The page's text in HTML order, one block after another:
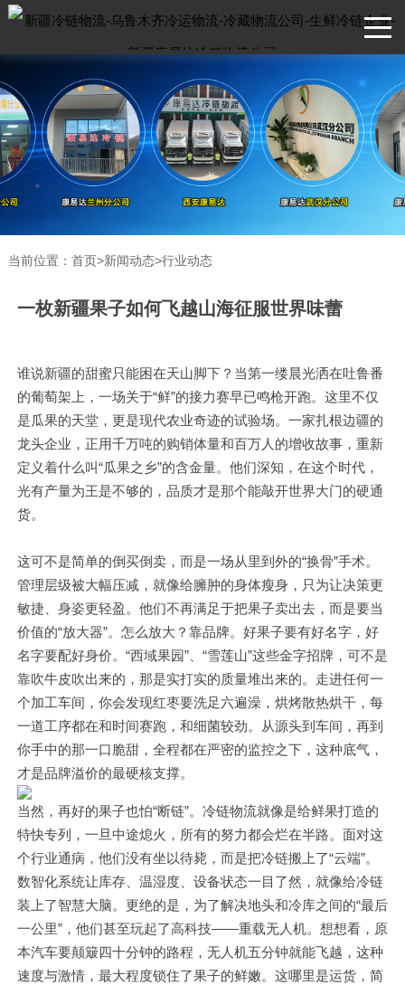
当前位置： 首页>新闻动态>行业动态
一枚新疆果子如何飞越山海征服世界味蕾
谁说新疆的甜蜜只能困在天山脚下？当第一缕晨光洒在吐鲁番
的葡萄架上，一场关于“鲜”的接力赛早已鸣枪开跑。这里不仅
是瓜果的天堂，更是现代农业奇迹的试验场。一家扎根边疆的
龙头企业，正用千万吨的购销体量和百万人的增收故事，重新
定义着什么叫“瓜果之乡”的含金量。他们深知，在这个时代，
光有产量为王是不够的，品质才是那个能敲开世界大门的硬通
货。
这可不是简单的倒买倒卖，而是一场从里到外的“换骨”手术。
管理层级被大幅压减，就像给臃肿的身体瘦身，只为让决策更
敏捷、身姿更轻盈。他们不再满足于把果子卖出去，而是要当
价值的“放大器”。怎么放大？靠品牌。好果子要有好名字，好
名字要配好身价。“西域果园”、“雪莲山”这些金字招牌，可不是
靠吹牛皮吹出来的，那是实打实的质量堆出来的。走进任何一
个加工车间，你会发现红枣要洗足六遍澡，烘烤散热烘干，每
一道工序都在和时间赛跑，和细菌较劲。从源头到车间，再到
你手中的那一口脆甜，全程都在严密的监控之下，这种底气，
才是品牌溢价的最硬核支撑。
当然，再好的果子也怕“断链”。冷链物流就像是给鲜果打造的
特快专列，一旦中途熄火，所有的努力都会烂在半路。面对这
个行业通病，他们没有坐以待毙，而是把冷链搬上了“云端”。
数智化系统让库存、温湿度、设备状态一目了然，就像给冷链
装上了智慧大脑。更绝的是，为了解决地头和冷库之间的“最后
一公里”，他们甚至玩起了高科技——重载无人机。想想看，原
本汽车要颠簸四十分钟的路程，无人机五分钟就能飞越，这种
速度与激情，最大程度锁住了果子的鲜嫩。这哪里是运货，简